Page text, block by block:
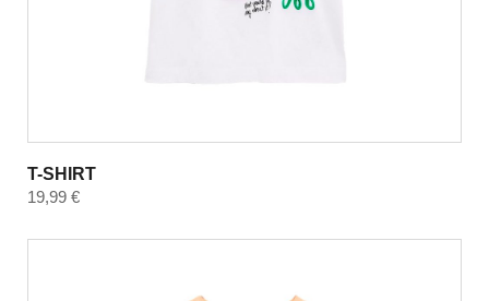
T-SHIRT
19,99 €